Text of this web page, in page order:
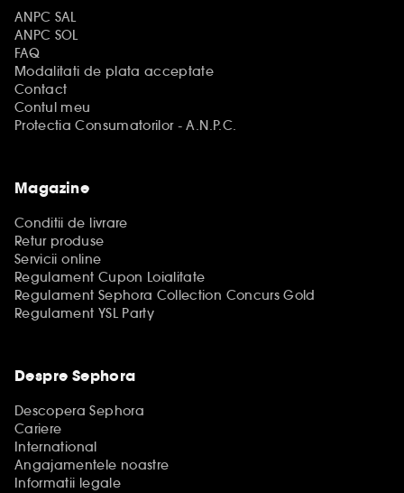
ANPC SAL
ANPC SOL
FAQ
Modalitati de plata acceptate
Contact
Contul meu
Protectia Consumatorilor - A.N.P.C.
Magazine
Conditii de livrare
Retur produse
Servicii online
Regulament Cupon Loialitate
Regulament Sephora Collection Concurs Gold
Regulament YSL Party
Despre Sephora
Descopera Sephora
Cariere
International
Angajamentele noastre
Informatii legale